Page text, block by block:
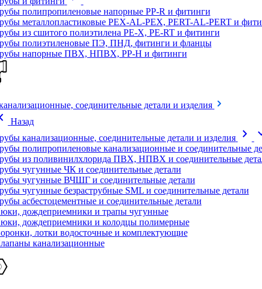
полипропиленовые напорные PP-R и фитинги
металлопластиковые PEX-AL-PEX, PERT-AL-PERT и
из сшитого полиэтилена PE-X, PE-RT и фитинги
полиэтиленовые ПЭ, ПНД, фитинги и фланцы
напорные ПВХ, НПВХ, PP-H и фитинги
соединительные детали и изделия
Назад
канализационные, соединительные детали и изделия
chevron_right
полипропиленовые канализационные и соединительные
из поливинилхлорида ПВХ, НПВХ и соединительные
чугунные ЧК и соединительные детали
чугунные ВЧШГ и соединительные детали
чугунные безраструбные SML и соединительные детали
асбестоцементные и соединительные детали
дождеприемники и трапы чугунные
дождеприемники и колодцы полимерные
лотки водосточные и комплектующие
канализационные